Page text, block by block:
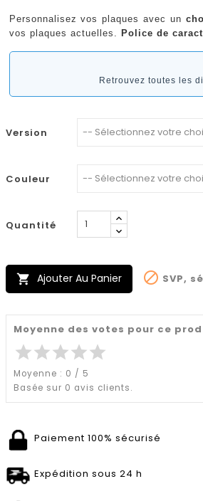
Personnalisez vos plaques avec un
vos plaques actuelles.
Police de
Retrouvez toutes les
Version
Couleur
Quantité
 Ajouter Au Panier  SVP,
Moyenne des votes pour ce
starstarstarstarstar
Moyenne : 0 / 5
Basée sur 0 avis clients.
Paiement 100% sécurisé
Expédition sous 24 h